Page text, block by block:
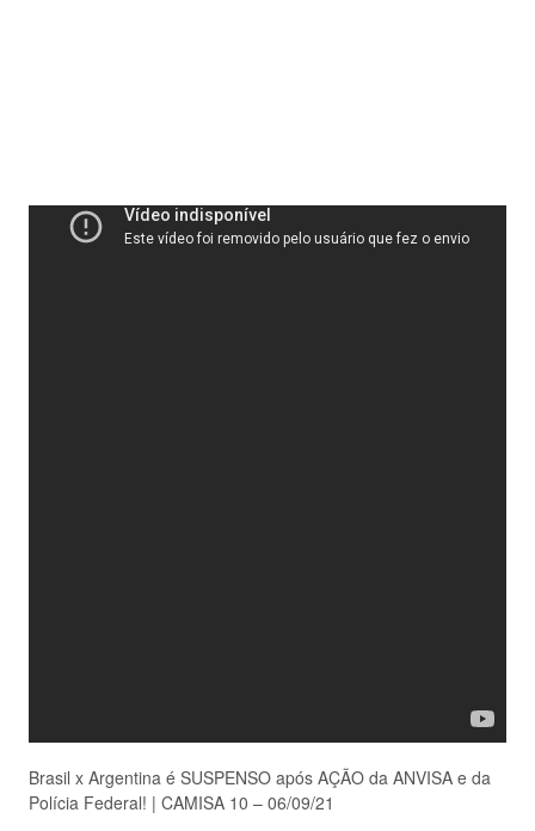
Brasil x Argentina é SUSPENSO após AÇÃO da ANVISA e da
Polícia Federal! | CAMISA 10 – 06/09/21